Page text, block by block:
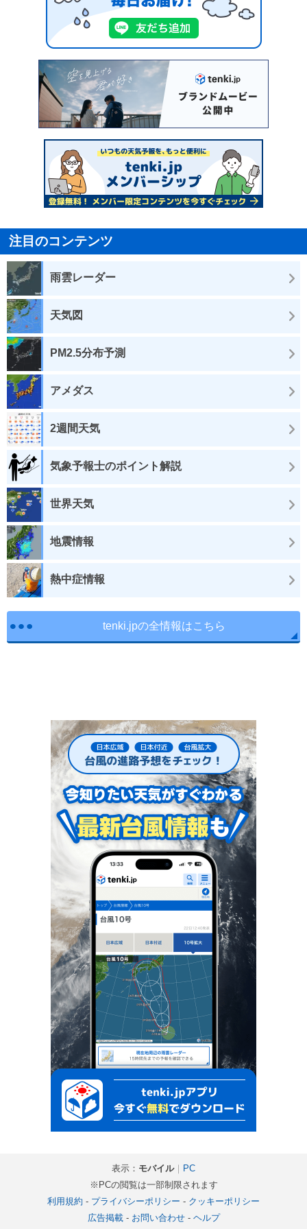
注目のコンテンツ
雨雲レーダー
天気図
PM2.5分布予測
アメダス
2週間天気
気象予報士のポイント解説
世界天気
地震情報
熱中症情報
tenki.jpの全情報はこちら
表示： モバイル｜
PC
※PCの閲覧は一部制限されます
利用規約 - プライバシーポリシー - クッキーポリシー
広告掲載- お問い合わせ- ヘルプ